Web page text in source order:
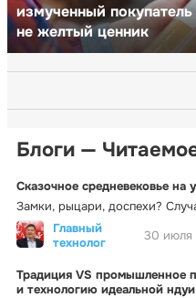
измученный
не желтый ценник
Блоги —
Сказочное средневековье на
Замки, рыцари, доспехи?
Главный
технолог
30 июля
Традиция VS промышленное
и технологию идеальной ндуи